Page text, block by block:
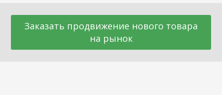
Заказать продвижение нового товара
на рынок